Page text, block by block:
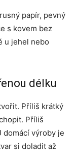
papír, pevný
s kovem bez
u jehel nebo
délku
Příliš krátký
Příliš
domácí výroby je
si doladit až